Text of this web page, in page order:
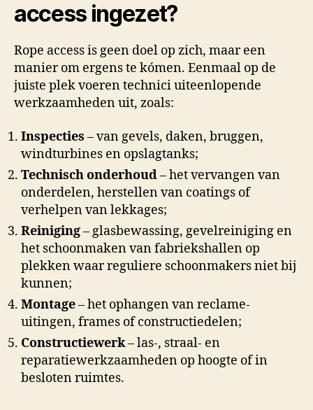
access ingezet?
Rope access is geen doel op zich, maar een
manier om ergens te kómen. Eenmaal op de
juiste plek voeren technici uiteenlopende
werkzaamheden uit, zoals:
Inspecties – van gevels, daken, bruggen,
windturbines en opslagtanks;
Technisch onderhoud– het vervangen van
onderdelen, herstellen van coatings of
verhelpen van lekkages;
Reiniging– glasbewassing, gevelreiniging en
het schoonmaken van fabriekshallen op
plekken waar reguliere schoonmakers niet bij
kunnen;
Montage– het ophangen van reclame-
uitingen, frames of constructiedelen;
Constructiewerk– las-, straal- en
reparatiewerkzaamheden op hoogte of in
besloten ruimtes.